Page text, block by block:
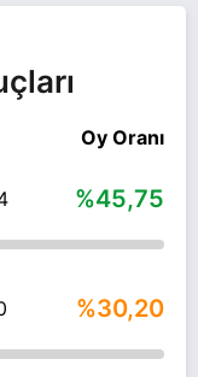
Oy Oranı
%45,75
%30,20